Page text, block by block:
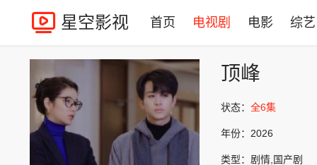
星空影视 首页 电视剧 电影 综艺
顶峰
状态： 全6集
年份： 2026
类型： 剧情,国产剧